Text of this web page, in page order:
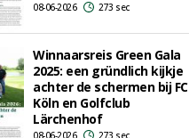
08-06-2026 273 sec
Winnaarsreis Green Gala
2025: een gründlich kijkje
achter de schermen bij FC
Köln en Golfclub
Lärchenhof
08-06-2026 273 sec